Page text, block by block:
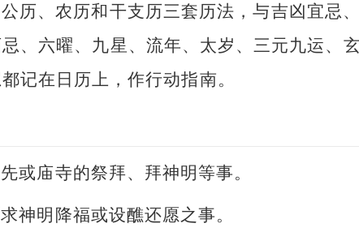
历、农历和干支历三套历法，与吉凶宜忌
、六曜、九星、流年、太岁、三元九运、
记在日历上，作行动指南。
或庙寺的祭拜、拜神明等事。
神明降福或设醮还愿之事。